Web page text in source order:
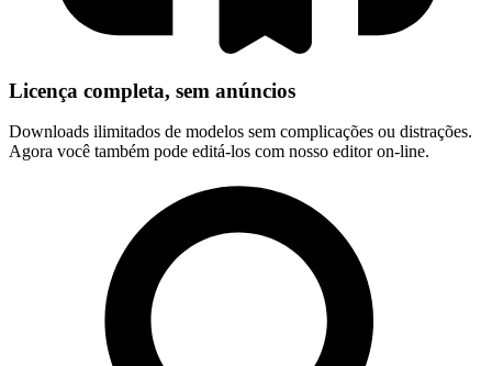
Licença completa, sem anúncios
Downloads ilimitados de modelos sem complicações ou distrações.
Agora você também pode editá-los com nosso editor on-line.